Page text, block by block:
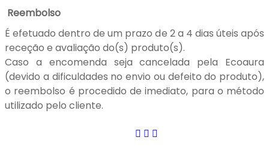
Reembolso
É efetuado dentro de um prazo de 2 a 4 dias úteis após
receção e avaliação do(s) produto(s).
Caso a encomenda seja cancelada pela Ecoaura
(devido a dificuldades no envio ou defeito do produto),
o reembolso é procedido de imediato, para o método
utilizado pelo cliente.